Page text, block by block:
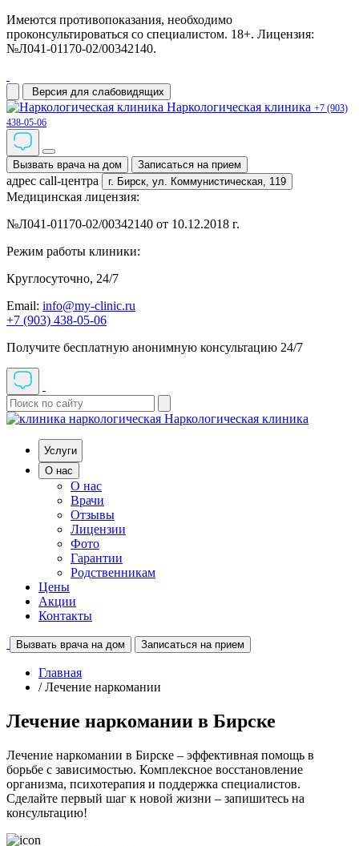
Имеются противопоказания, необходимо
проконсультироваться со специалистом. 18+. Лицензия:
№Л041-01170-02/00342140.
Версия для слабовидящих
Наркологическая клиника +7 (903)
438-05-06
Вызвать врача на дом Записаться на прием
адрес call-центра г. Бирск, ул. Коммунистическая, 119
Медицинская лицензия:
№Л041-01170-02/00342140 от 10.12.2018 г.
Режим работы клиники:
Круглосуточно, 24/7
Email: info@my-clinic.ru
+7 (903) 438-05-06
Получите бесплатную анонимную консультацию 24/7
Наркологическая клиника
Услуги
О нас
О нас
Врачи
Отзывы
Лицензии
Фото
Гарантии
Родственникам
Цены
Акции
Контакты
Вызвать врача на дом Записаться на прием
Главная
/ Лечение наркомании
Лечение наркомании в Бирске
Лечение наркомании в Бирске – эффективная помощь в
борьбе с зависимостью. Комплексное восстановление
организма, психотерапия и поддержка специалистов.
Сделайте первый шаг к новой жизни – запишитесь на
консультацию!